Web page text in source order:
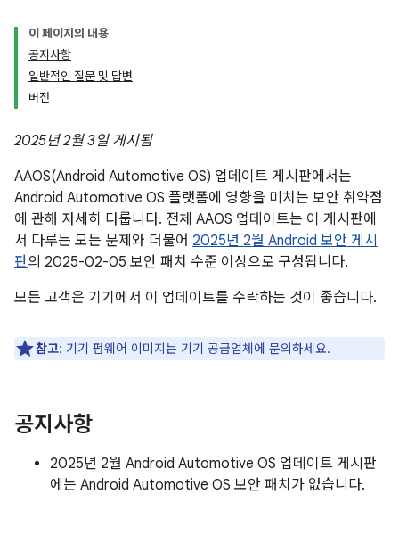
이 페이지의 내용
공지사항
일반적인 질문 및 답변
버전
2025년 2월 3일 게시됨
AAOS(Android Automotive OS) 업데이트 게시판에서는
Android Automotive OS 플랫폼에 영향을 미치는 보안 취약점
에 관해 자세히 다룹니다. 전체 AAOS 업데이트는 이 게시판에
서 다루는 모든 문제와 더불어 2025년 2월 Android 보안 게시
판의 2025-02-05 보안 패치 수준 이상으로 구성됩니다.
모든 고객은 기기에서 이 업데이트를 수락하는 것이 좋습니다.
참고: 기기 펌웨어 이미지는 기기 공급업체에 문의하세요.
공지사항
2025년 2월 Android Automotive OS 업데이트 게시판
에는 Android Automotive OS 보안 패치가 없습니다.